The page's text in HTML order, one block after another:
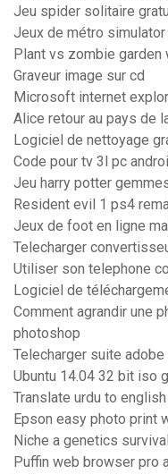
Jeu spider solitaire
Jeux de métro
Plant vs zombie garden
Graveur image sur cd
Microsoft internet
Alice retour au pays de
Logiciel de nettoyage
Code pour tv 3l pc
Jeu harry potter
Resident evil 1 ps4
Jeux de foot en ligne
Telecharger
Utiliser son telephone
Logiciel de
Comment agrandir une
photoshop
Telecharger suite adobe
Ubuntu 14.04 32 bit iso
Translate urdu to
Epson easy photo print
Niche a genetics
Puffin web browser pro